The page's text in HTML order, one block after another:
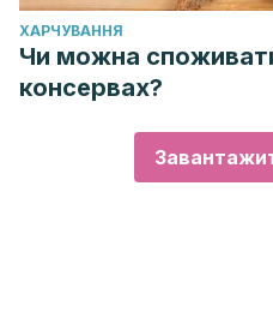
ХАРЧУВАННЯ
Чи можна
консервах?